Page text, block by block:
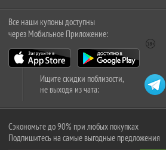
Все наши купоны доступны
через Мобильное Приложение:
Ищите скидки поблизости,
не выходя из чата:
Сэкономьте до 90% при любых покупках
Подпишитесь на самые выгодные предложения